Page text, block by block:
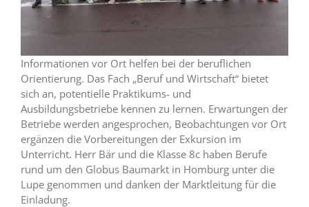
Informationen vor Ort helfen bei der beruflichen
Orientierung. Das Fach „Beruf und Wirtschaft“ bietet
sich an, potentielle Praktikums- und
Ausbildungsbetriebe kennen zu lernen. Erwartungen der
Betriebe werden angesprochen, Beobachtungen vor Ort
ergänzen die Vorbereitungen der Exkursion im
Unterricht. Herr Bär und die Klasse 8c haben Berufe
rund um den Globus Baumarkt in Homburg unter die
Lupe genommen und danken der Marktleitung für die
Einladung.